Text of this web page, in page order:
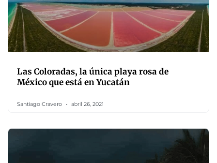
Las Coloradas, la única playa rosa de
México que está en Yucatán
Santiago Cravero abril 26, 2021